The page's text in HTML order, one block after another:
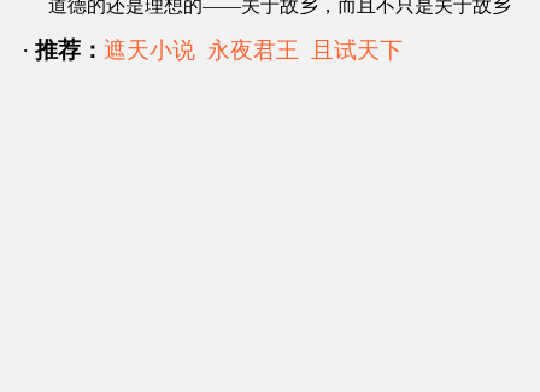
道德的还是理想的——关于故乡，而且不只是关于故乡
· 推荐： 遮天小说 永夜君王 且试天下